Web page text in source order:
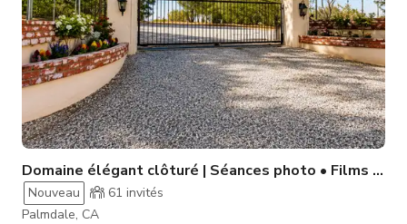
Domaine élégant clôturé | Séances photo • Films •
Nouveau 61 invités
Palmdale, CA